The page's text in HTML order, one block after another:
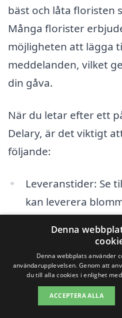
bäst och låta floristen
Många florister
möjligheten att lägga
meddelanden, vilket
din gåva.
När du letar efter ett
Delary, är det viktigt
följande:
Leveranstider: Se
kan leverera
om det behövs.
Urval av blommor:
erbjuder en rad
buketter för att
händelse.
Denna
Denna webbplats använder
användarupplevelsen. Genom att
du till alla cookies i enlighet
ACCEPTERA ALLA